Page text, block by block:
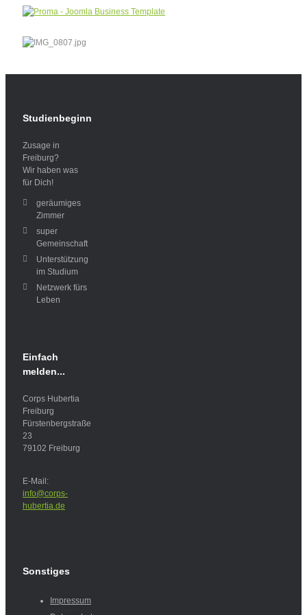
Studienbeginn
Zusage in
Freiburg?
Wir haben was
für Dich!
geräumiges
Zimmer
super
Gemeinschaft
Unterstützung
im Studium
Netzwerk fürs
Leben
Einfach
melden...
Corps Hubertia
Freiburg
Fürstenbergstraße
23
79102 Freiburg
E-Mail:
info@corps-
hubertia.de
Sonstiges
Impressum